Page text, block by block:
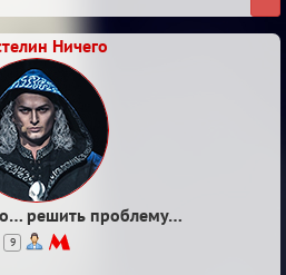
Ничего
решить проблему…
9